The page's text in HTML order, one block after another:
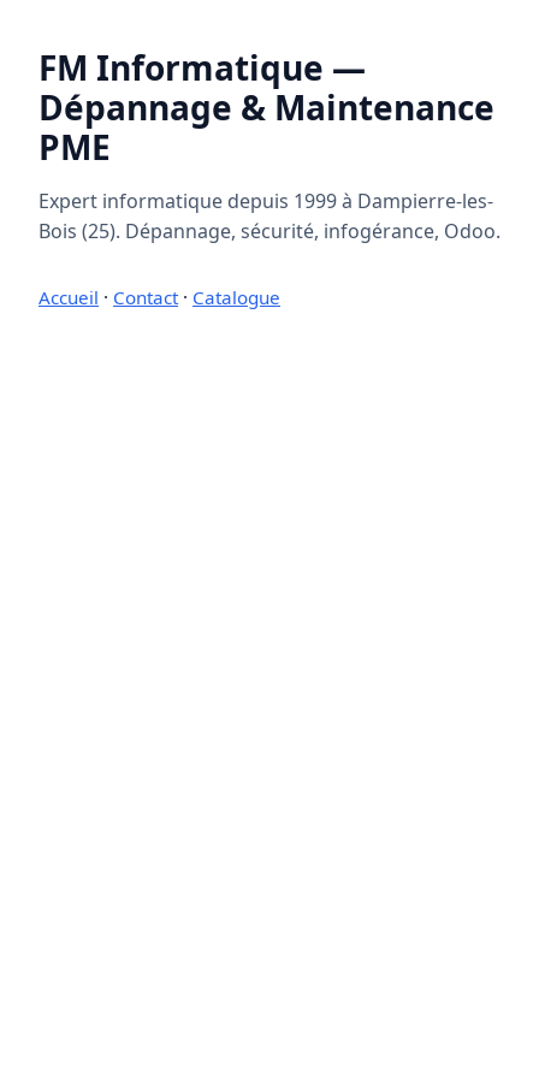
FM Informatique —
Dépannage & Maintenance
PME
Expert informatique depuis 1999 à Dampierre-les-
Bois (25). Dépannage, sécurité, infogérance, Odoo.
Accueil · Contact· Catalogue